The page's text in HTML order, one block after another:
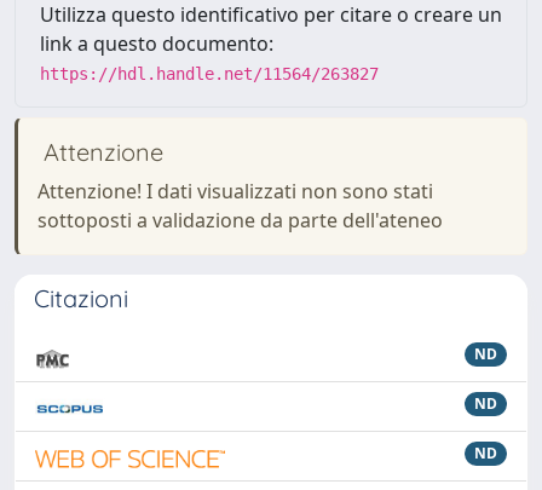
Utilizza questo identificativo per citare o creare un
link a questo documento:
https://hdl.handle.net/11564/263827
Attenzione
Attenzione! I dati visualizzati non sono stati
sottoposti a validazione da parte dell'ateneo
Citazioni
ND
ND
ND